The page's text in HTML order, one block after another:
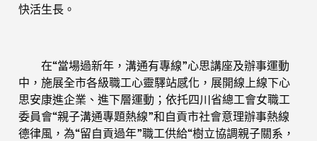
快活生長。
在“當場過新年，溝通有專線”心思講座及辦事運動
中，施展全市各級職工心靈驛站感化，展開線上線下心
思安康進企業、進下層運動；依托四川省總工會女職工
委員會“親子溝通專題熱線”和自貢市社會意理辦事熱線
德律風，為“留自貢過年”職工供給“樹立協調親子關系，